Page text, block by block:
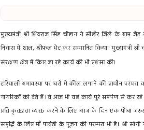
मुख्यमंत्री श्री शिवराज सिंह चौहान ने सीहोर जिले के
निवास में शाल, श्रीफल भेंट कर सम्मानित किया। मुख्यमंत्री
संरक्षण क्षेत्र में किए जा रहे कार्य की भी प्रशंसा की।
हरियाली अमावस्या पर घरों में कील लगाने की प्राचीन
नागरिकों को देते हैं। वे आज भी यह कार्य पूरे समर्पण से कर रहे
प्रति कृतज्ञता व्यक्त करने के लिए आज के दिन एक पौधा जरूर
समृद्धि के लिए माँ पार्वती के पूजन की परम्परा भी है। श्री